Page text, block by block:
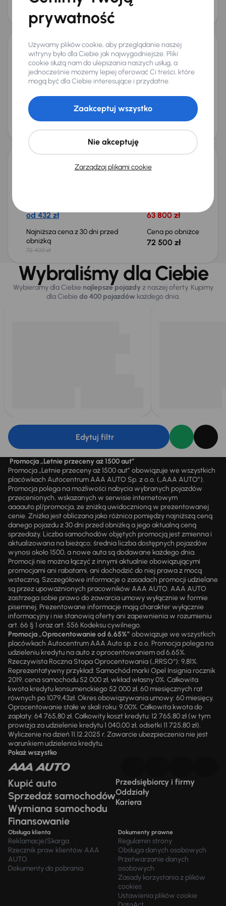
obniżką
82 800 zł
Abarth 595
202034 293 kmBenzyna Turismo 121 kW
Turismo
od 405 zł
Cena
68 000 zł
od 432 zł 63 800 zł
Najniższa cena z 30 dni przed
obniżką
72 400 zł
Cena po obniżce
72 500 zł
Wybraliśmy dla Ciebie
Wybieramy dla Ciebie najlepsze pojazdy z naszej oferty. Kupimy
dla Ciebiedo 400 pojazdówkażdego dnia.
Edytuj filtr
Promocja „Letnie przeceny aż 1500 aut”
Promocja „Letnie przeceny aż 1500 aut” obowiązuje we wszystkich
placówkach Autocentrum AAA AUTO Sp. z o.o. („AAA AUTO”).
Promocja polega na możliwości nabycia wybranych pojazdów
przecenionych, wskazanych w serwisie internetowym
aaaauto.pl/promocja, ze zniżką uwidocznioną w prezentowanej
cenie. Zniżka jest obliczana jako różnica pomiędzy najniższą ceną
danego pojazdu z 30 dni przed obniżką a jego aktualną ceną
sprzedaży. Liczba samochodów objętych promocją jest zmienna i
aktualizowana na bieżąco; średnia liczba dostępnych pojazdów
wynosi około 1500, a nowe auta są dodawane każdego dnia.
Promocji nie można łączyć z innymi aktualnie obowiązującymi
promocjami ani rabatami, ani dochodzić do niej prawa z mocą
wsteczną. Szczegółowe informacje o zasadach promocji udzielane
są przez upoważnionych pracowników AAA AUTO. AAA AUTO
zastrzega sobie prawo do zawarcia umowy wyłącznie w formie
pisemnej. Prezentowane informacje mają charakter wyłącznie
informacyjny i nie stanowią oferty ani zapewnienia w rozumieniu
art. 66 § 1 oraz art. 556 Kodeksu cywilnego.
Promocja „Oprocentowanie od 6,65%” obowiązuje we wszystkich
placówkach Autocentrum AAA Auto sp. z o.o. Promocja polega na
udzieleniu kredytu na auto z oprocentowaniem od 6,65%.
Rzeczywista Roczna Stopa Oprocentowania („RRSO“): 9,81%.
Reprezentatywny przykład: Samochód marki Opel Insignia rocznik
2019, cena samochodu 52 000 zł, wkład własny 0%. Całkowita
kwota kredytu konsumenckiego 52 000 zł, 60 miesięcznych rat
równych po 1079,43zł. Okres obowiązywania umowy: 60 miesięcy.
Oprocentowanie stałe w skali roku: 9,00%. Całkowita kwota do
zapłaty: 64 765,80 zł. Całkowity koszt kredytu: 12 765,80 zł (w tym
prowizja za udzielenie kredytu 1 040,00 zł, odsetki 11 725,80 zł).
Wyliczenie na dzień 11.12.2025 r. Zawarcie ubezpieczenia nie jest
warunkiem udzielenia kredytu.
Pokaż wszystko
Kupić auto
Sprzedaż samochodów
Wymiana samochodu
Finansowanie
Przedsiębiorcy i firmy
Oddziały
Kariera
Obsługa klienta
Reklamacje/Skarga
Rzecznik praw klientów AAA
AUTO
Dokumenty do pobrania
Dokumenty prawne
Regulamin strony
Obsługa danych osobowych
Przetwarzanie danych
osobowych
Zasady korzystania z plików
cookies
Ustawienia plików cookie
prywatność
Używamy plików cookie, aby przeglądanie naszej
witryny było dla Ciebie jak najwygodniejsze. Pliki
cookie służą nam do ulepszania naszych usług, a
jednocześnie możemy lepiej oferować Ci treści, które
mogą być dla Ciebie interesujące i przydatne.
Zarządzaj plikami cookie
Nie akceptuję
Zaakceptuj wszystko